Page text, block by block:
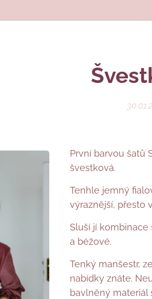
První barvou šatů
švestková.
Tenhle jemný
výraznější, přesto
Sluší jí
a béžové.
Tenký manšestr,
nabídky znáte.
bavlněný materiál